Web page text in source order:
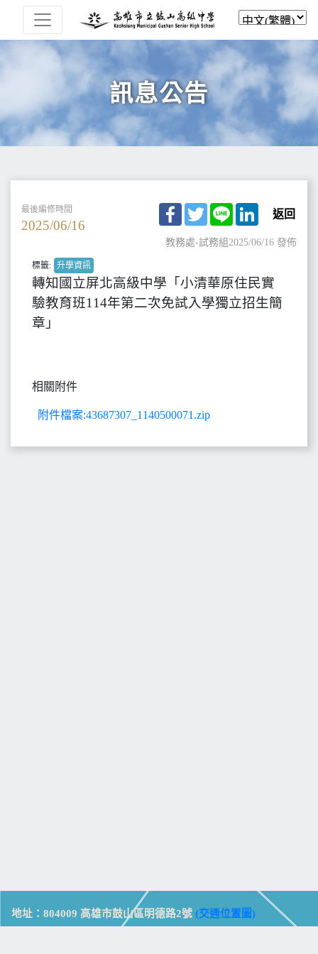
訊息公告
最後編修時間
2025/06/16
Facebook
TwitterLine LinkedIn
返回
教務處-試務組2025/06/16 發佈
標籤: 升學資訊
轉知國立屏北高級中學「小清華原住民實
驗教育班114年第二次免試入學獨立招生簡
章」
相關附件
附件檔案:43687307_1140500071.zip
地址：804009 高雄市鼓山區明德路2號 (交通位置圖)